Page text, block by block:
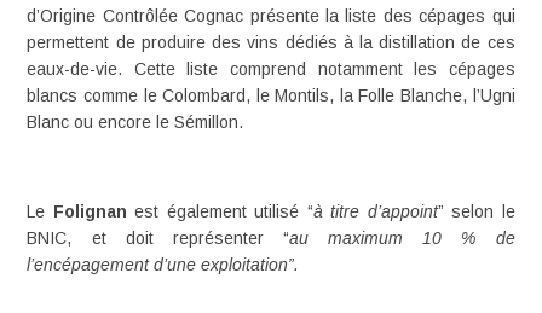
d’Origine Contrôlée Cognac présente la liste des cépages qui
permettent de produire des vins dédiés à la distillation de ces
eaux-de-vie. Cette liste comprend notamment les cépages
blancs comme leColombard, leMontils, laFolle Blanche, l’Ugni
Blanc ou encore leSémillon.
Le Folignan est également utilisé “à titre d’appoint” selon le
BNIC, et doit représenter “au maximum 10 % de
l’encépagement d’une exploitation”.